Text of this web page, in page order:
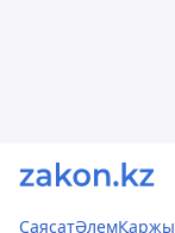
СаясатӘлемҚаржы